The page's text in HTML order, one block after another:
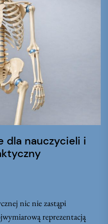
dla nauczycieli i
nic nie zastąpi
reprezentacją